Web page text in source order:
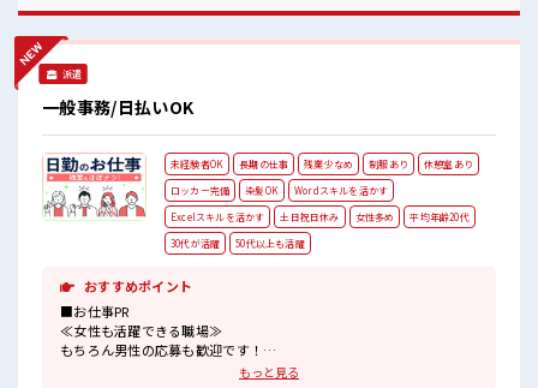
がたくさん活躍中の活気ある職場！ ロッカーあり！ 安心して
お仕事に集中♪
派遣
一般事務/日払いOK
未経験者OK 長期の仕事 残業少なめ 制服あり
休憩室あり
ロッカー完備
染髪OK
Wordスキルを活かす
Excelスキルを活かす
土日祝日休み 女性多め
平均年齢20代
30代が活躍
50代以上も活躍
おすすめポイント
■お仕事PR
≪女性も活躍できる職場≫
もちろん男性の応募も歓迎です！
もっと見る